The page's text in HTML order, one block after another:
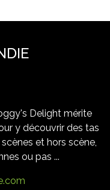
Delight mérite
y découvrir des tas
et hors scène,
ou pas ...